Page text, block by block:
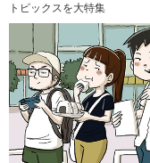
トピックスを大特集